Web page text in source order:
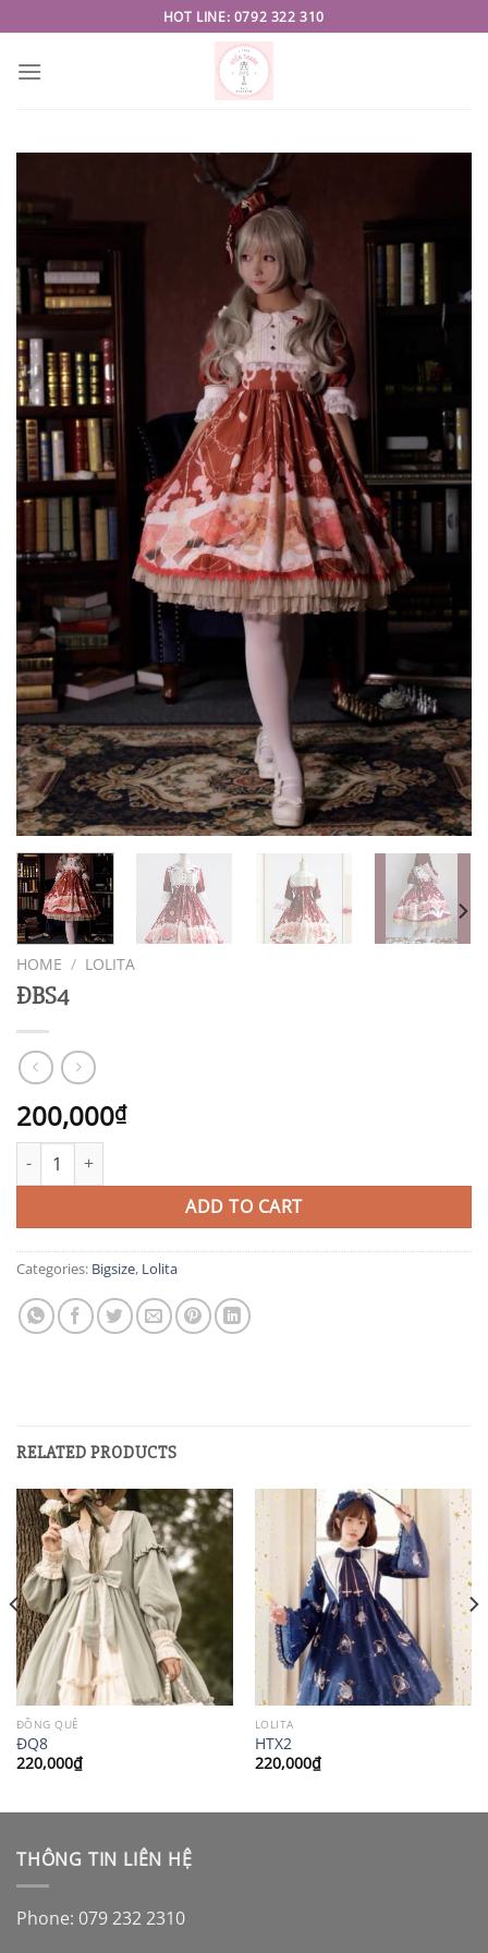
to
content
HOT LINE: 0792 322 310
HOME / LOLITA
ĐBS4
200,000₫
ĐBS4 quantity
ADD TO CART
Categories: Bigsize, Lolita
RELATED PRODUCTS
ĐỒNG QUÊ
ĐQ8
220,000₫
LOLITA
HTX2
220,000₫
THÔNG TIN LIÊN HỆ
Phone: 079 232 2310